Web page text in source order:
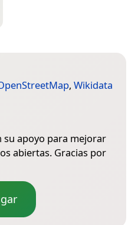
, Wikidata
apoyo para mejorar
abiertas. Gracias por